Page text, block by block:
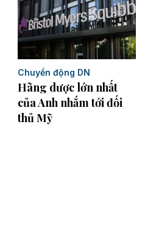
Chuyển động DN
Hãng dược lớn nhất
của Anh nhắm tới đối
thủ Mỹ